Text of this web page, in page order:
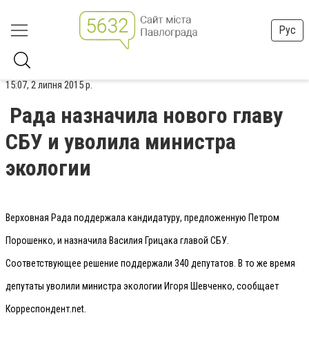
Рус
15:07, 2 липня 2015 р.
Рада назначила нового главу
СБУ и уволила министра
экологии
Верховная Рада поддержала кандидатуру, предложенную Петром
Порошенко, и назначила Василия Грицака главой СБУ.
Соответствующее решение поддержали 340 депутатов. В то же время
депутаты уволили министра экологии Игоря Шевченко, сообщает
Корреспондент.net.